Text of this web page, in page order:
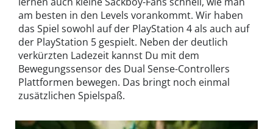
am besten in den Levels vorankommt. Wir haben
das Spiel sowohl auf der PlayStation 4 als auch auf
der PlayStation 5 gespielt. Neben der deutlich
verkürzten Ladezeit kannst Du mit dem
Bewegungssensor des Dual Sense-Controllers
Plattformen bewegen. Das bringt noch einmal
zusätzlichen Spielspaß.